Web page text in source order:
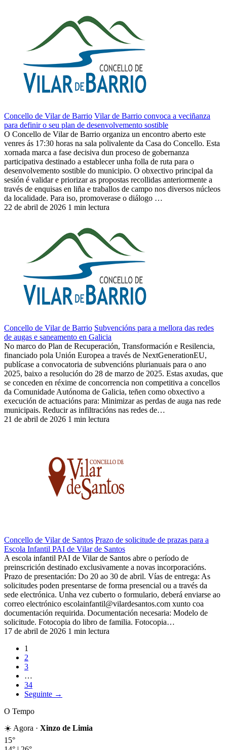
Concello de Vilar de Barrio Vilar de Barrio convoca a veciñanza
para definir o seu plan de desenvolvemento sostible
O Concello de Vilar de Barrio organiza un encontro aberto este
venres ás 17:30 horas na sala polivalente da Casa do Concello. Esta
xornada marca a fase decisiva dun proceso de gobernanza
participativa destinado a establecer unha folla de ruta para o
desenvolvemento sostible do municipio. O obxectivo principal da
sesión é validar e priorizar as propostas recollidas anteriormente a
través de enquisas en liña e traballos de campo nos diversos núcleos
da localidade. Para iso, promoverase o diálogo …
22 de abril de 2026 1 min lectura
Concello de Vilar de Barrio Subvencións para a mellora das redes
de augas e saneamento en Galicia
No marco do Plan de Recuperación, Transformación e Resilencia,
financiado pola Unión Europea a través de NextGenerationEU,
publícase a convocatoria de subvencións plurianuais para o ano
2025, baixo a resolución do 28 de marzo de 2025. Estas axudas, que
se conceden en réxime de concorrencia non competitiva a concellos
da Comunidade Autónoma de Galicia, teñen como obxectivo a
execución de actuacións para: Minimizar as perdas de auga nas rede
municipais. Reducir as infiltracións nas redes de…
21 de abril de 2026 1 min lectura
Concello de Vilar de Santos Prazo de solicitude de prazas para a
Escola Infantil PAI de Vilar de Santos
A escola infantil PAI de Vilar de Santos abre o período de
preinscrición destinado exclusivamente a novas incorporacións.
Prazo de presentación: Do 20 ao 30 de abril. Vías de entrega: As
solicitudes poden presentarse de forma presencial ou a través da
sede electrónica. Unha vez cuberto o formulario, deberá enviarse ao
correo electrónico escolainfantil@vilardesantos.com xunto coa
documentación requirida. Documentación necesaria: Modelo de
solicitude. Fotocopia do libro de familia. Fotocopia…
17 de abril de 2026 1 min lectura
1
2
3
…
34
Seguinte →
O Tempo
☀️ Agora · Xinzo de Limia
15°